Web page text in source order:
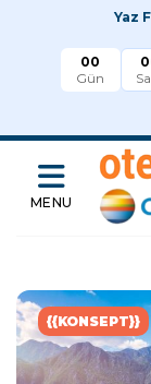
Yaz
00
Gün
MENU
{{KONSEPT}}